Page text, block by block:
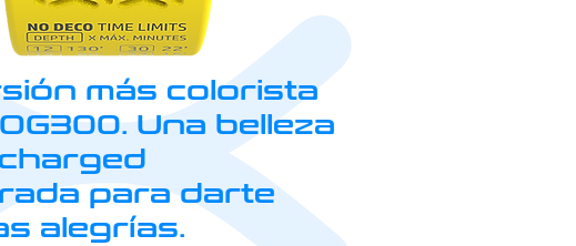
más colorista
Una belleza
para darte
alegrías.